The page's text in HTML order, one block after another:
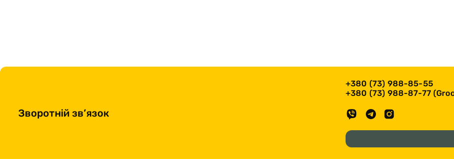
Зворотній зв’язок
+380 (73) 988-85-55
+380 (73) 988-87-77